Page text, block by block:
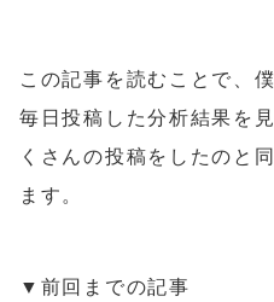
この記事を読むことで、
毎日投稿した分析結果を
くさんの投稿をしたのと
ます。
▼前回までの記事